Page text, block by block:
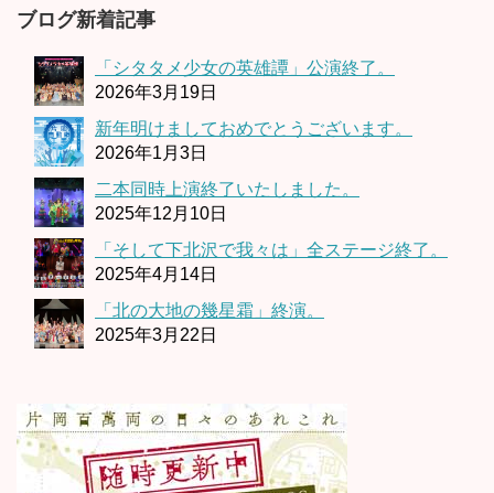
ブログ新着記事
「シタタメ少女の英雄譚」公演終了。
2026年3月19日
新年明けましておめでとうございます。
2026年1月3日
二本同時上演終了いたしました。
2025年12月10日
「そして下北沢で我々は」全ステージ終了。
2025年4月14日
「北の大地の幾星霜」終演。
2025年3月22日